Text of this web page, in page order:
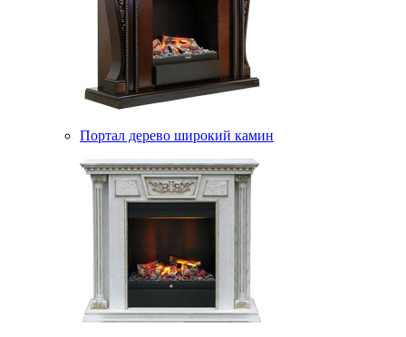
Портал дерево широкий камин